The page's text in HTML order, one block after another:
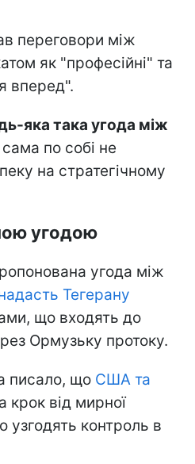
переговори між
як "професійні" та
вперед".
яка така угода між
сама по собі не
на стратегічному
угодою
угода між
Тегерану
що входять до
Ормузьку протоку.
писало, що США та
крок від мирної
узгодять контроль в